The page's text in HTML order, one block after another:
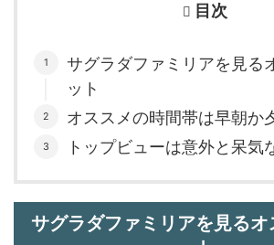
目次
サグラダファミリアを見る
ット
オススメの時間帯は早朝か
トップビューは意外と呆気
サグラダファミリアを見るオ